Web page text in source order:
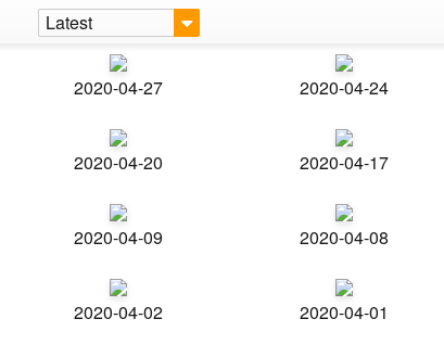
Latest
2020-04-27 2020-04-24
2020-04-20 2020-04-17
2020-04-09 2020-04-08
2020-04-02 2020-04-01